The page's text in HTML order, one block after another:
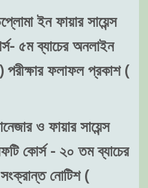
ইন ফায়ার সায়েন্স
৫ম ব্যাচের অনলাইন
পরীক্ষার ফলাফল প্রকাশ (
ও ফায়ার সায়েন্স
কোর্স - ২০ তম ব্যাচের
নোটিশ (